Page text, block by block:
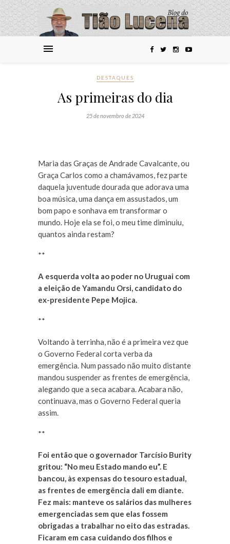
DESTAQUES
As primeiras do dia
25 de novembro de 2024
Maria das Graças de Andrade Cavalcante, ou
Graça Carlos como a chamávamos, fez parte
daquela juventude dourada que adorava uma
boa música, uma dança em assustados, um
bom papo e sonhava em transformar o
mundo. Hoje ela se foi, o meu time diminuiu,
quantos ainda restam?
**
A esquerda volta ao poder no Uruguai com
a eleição de Yamandu Orsi, candidato do
ex-presidente Pepe Mojica.
**
Voltando à terrinha, não é a primeira vez que
o Governo Federal corta verba da
emergência. Num passado não muito distante
mandou suspender as frentes de emergência,
alegando que a seca acabara. Acabara não,
continuava, mas o Governo Federal queria
assim.
**
Foi então que o governador Tarcísio Burity
gritou: “No meu Estado mando eu”. E
bancou, às expensas do tesouro estadual,
as frentes de emergência dali em diante.
Fez mais: manteve os salários das mulheres
emergenciadas sem que elas fossem
obrigadas a trabalhar no eito das estradas.
Ficaram em casa cuidando dos filhos e